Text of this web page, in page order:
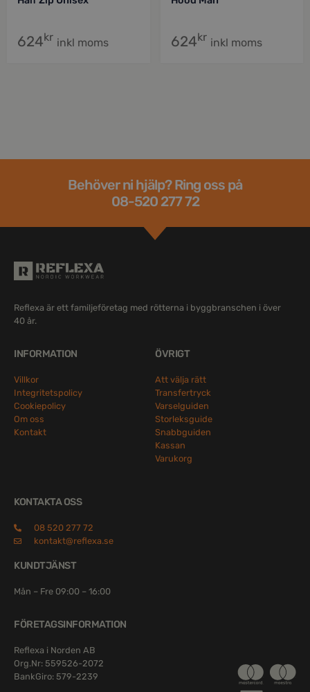
624kr inkl moms 624kr inkl moms
Behöver ni hjälp? Ring oss på
08-520 277 72
Reflexa är ett familjeföretag med rötterna i byggbranschen i över
40 år.
INFORMATION
Villkor
Integritetspolicy
Cookiepolicy
Om oss
Kontakt
ÖVRIGT
Att välja rätt
Transfertryck
Varselguiden
Storleksguide
Snabbguiden
Kassan
Varukorg
KONTAKTA OSS
08 520 277 72
kontakt@reflexa.se
KUNDTJÄNST
Mån – Fre 09:00 – 16:00
FÖRETAGSINFORMATION
Reflexa i Norden AB
Org.Nr: 559526-2072
BankGiro: 579-2239